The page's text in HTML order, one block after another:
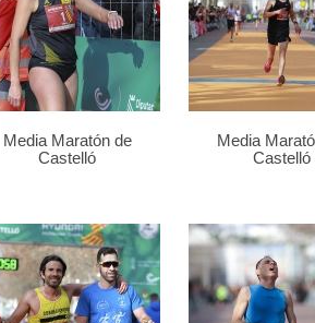
Media Maratón de
Castelló
Media
Castelló